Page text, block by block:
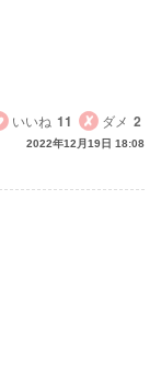
いいね 11 ダメ 2
2022年12月19日 18:08